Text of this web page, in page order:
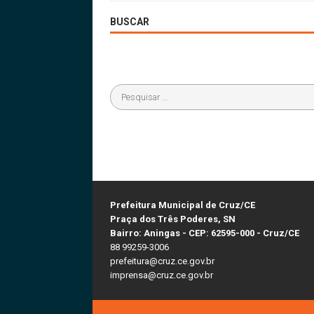
BUSCAR
Prefeitura Municipal de Cruz/CE
Praça dos Três Poderes, SN
Bairro: Aningas - CEP: 62595-000 - Cruz/CE
88 99259-3006
prefeitura@cruz.ce.gov.br
imprensa@cruz.ce.gov.br